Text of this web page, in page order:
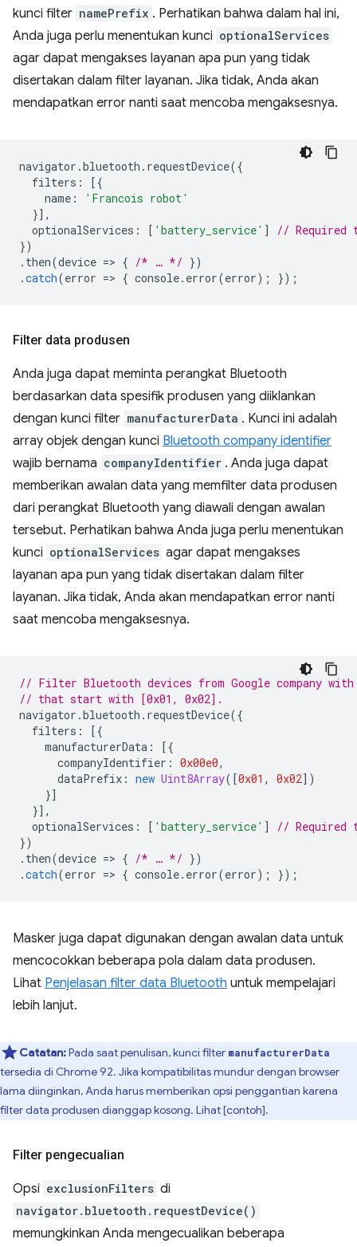
kunci filter namePrefix . Perhatikan bahwa dalam hal ini,
Anda juga perlu menentukan kunci optionalServices
agar dapat mengakses layanan apa pun yang tidak
disertakan dalam filter layanan. Jika tidak, Anda akan
mendapatkan error nanti saat mencoba mengaksesnya.
navigator .bluetooth . requestDevice({
filters :
[{
name :
'Francois robot'
}],
optionalServices : [ 'battery_service' ]
// Required
})
. then(device => { /* … */ })
.catch(error => { console. error(error); });
Filter data produsen
Anda juga dapat meminta perangkat Bluetooth
berdasarkan data spesifik produsen yang diiklankan
dengan kunci filter manufacturerData . Kunci ini adalah
array objek dengan kunci Bluetooth company identifier
wajib bernama companyIdentifier . Anda juga dapat
memberikan awalan data yang memfilter data produsen
dari perangkat Bluetooth yang diawali dengan awalan
tersebut. Perhatikan bahwa Anda juga perlu menentukan
kunci optionalServices agar dapat mengakses
layanan apa pun yang tidak disertakan dalam filter
layanan. Jika tidak, Anda akan mendapatkan error nanti
saat mencoba mengaksesnya.
// Filter Bluetooth devices from Google company
// that start with [0x01, 0x02].
navigator .bluetooth . requestDevice({
filters :
[{
manufacturerData :
[{
companyIdentifier : 0x00e0,
dataPrefix : new Uint8Array([0x01 , 0x02])
}]
}],
optionalServices : [ 'battery_service' ]
// Required
})
. then(device => { /* … */ })
.catch(error => { console. error(error); });
Masker juga dapat digunakan dengan awalan data untuk
mencocokkan beberapa pola dalam data produsen.
Lihat Penjelasan filter data Bluetooth untuk mempelajari
lebih lanjut.
Catatan:Pada saat penulisan, kunci filter manufacturerData
tersedia di Chrome 92. Jika kompatibilitas mundur dengan browser
lama diinginkan, Anda harus memberikan opsi penggantian karena
filter data produsen dianggap kosong. Lihat [contoh].
Filter pengecualian
Opsi exclusionFilters di
navigator.bluetooth.requestDevice()
memungkinkan Anda mengecualikan beberapa